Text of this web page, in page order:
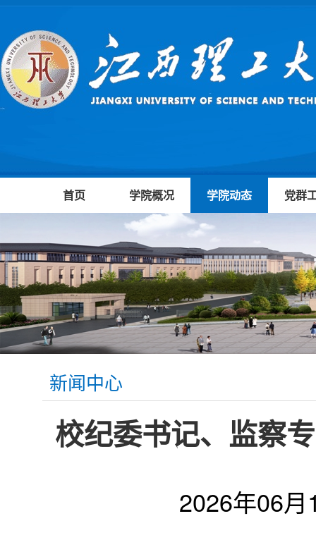
首页 学院概况 学院动态 党群
新闻中心
校纪委书记、监察
2026年06